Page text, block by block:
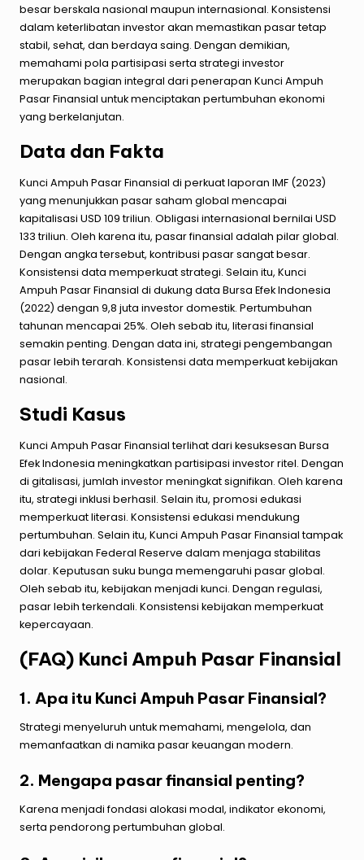
besar berskala nasional maupun internasional. Konsistensi
dalam keterlibatan investor akan memastikan pasar tetap
stabil, sehat, dan berdaya saing. Dengan demikian,
memahami pola partisipasi serta strategi investor
merupakan bagian integral dari penerapan Kunci Ampuh
Pasar Finansial untuk menciptakan pertumbuhan ekonomi
yang berkelanjutan.
Data dan Fakta
Kunci Ampuh Pasar Finansial di perkuat laporan IMF (2023)
yang menunjukkan pasar saham global mencapai
kapitalisasi USD 109 triliun. Obligasi internasional bernilai USD
133 triliun. Oleh karena itu, pasar finansial adalah pilar global.
Dengan angka tersebut, kontribusi pasar sangat besar.
Konsistensi data memperkuat strategi. Selain itu, Kunci
Ampuh Pasar Finansial di dukung data Bursa Efek Indonesia
(2022) dengan 9,8 juta investor domestik. Pertumbuhan
tahunan mencapai 25%. Oleh sebab itu, literasi finansial
semakin penting. Dengan data ini, strategi pengembangan
pasar lebih terarah. Konsistensi data memperkuat kebijakan
nasional.
Studi Kasus
Kunci Ampuh Pasar Finansial terlihat dari kesuksesan Bursa
Efek Indonesia meningkatkan partisipasi investor ritel. Dengan
di gitalisasi, jumlah investor meningkat signifikan. Oleh karena
itu, strategi inklusi berhasil. Selain itu, promosi edukasi
memperkuat literasi. Konsistensi edukasi mendukung
pertumbuhan. Selain itu, Kunci Ampuh Pasar Finansial tampak
dari kebijakan Federal Reserve dalam menjaga stabilitas
dolar. Keputusan suku bunga memengaruhi pasar global.
Oleh sebab itu, kebijakan menjadi kunci. Dengan regulasi,
pasar lebih terkendali. Konsistensi kebijakan memperkuat
kepercayaan.
(FAQ) Kunci Ampuh Pasar Finansial
1. Apa itu Kunci Ampuh Pasar Finansial?
Strategi menyeluruh untuk memahami, mengelola, dan
memanfaatkan di namika pasar keuangan modern.
2. Mengapa pasar finansial penting?
Karena menjadi fondasi alokasi modal, indikator ekonomi,
serta pendorong pertumbuhan global.